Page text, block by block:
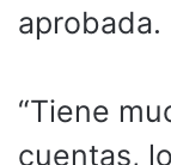
aprobada.
“Tiene
cuentas,